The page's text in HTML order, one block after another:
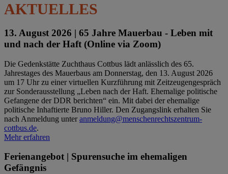
AKTUELLES
13. August 2026 | 65 Jahre Mauerbau - Leben mit
und nach der Haft (Online via Zoom)
Die Gedenkstätte Zuchthaus Cottbus lädt anlässlich des 65.
Jahrestages des Mauerbaus am Donnerstag, den 13. August 2026
um 17 Uhr zu einer virtuellen Kurzführung mit Zeitzeugengespräch
zur Sonderausstellung „Leben nach der Haft. Ehemalige politische
Gefangene der DDR berichten“ ein. Mit dabei der ehemalige
politische Inhaftierte Bruno Hiller. Den Zugangslink erhalten Sie
nach Anmeldung unteranmeldung@menschenrechtszentrum-
cottbus.de.
Mehr erfahren
Ferienangebot | Spurensuche im ehemaligen
Gefängnis